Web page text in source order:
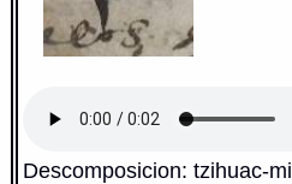
Descomposicion: tzihuac-